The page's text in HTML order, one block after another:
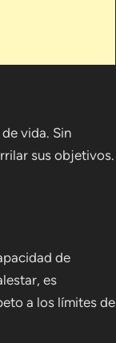
vida. Sin
sus objetivos.
de
es
a los límites de